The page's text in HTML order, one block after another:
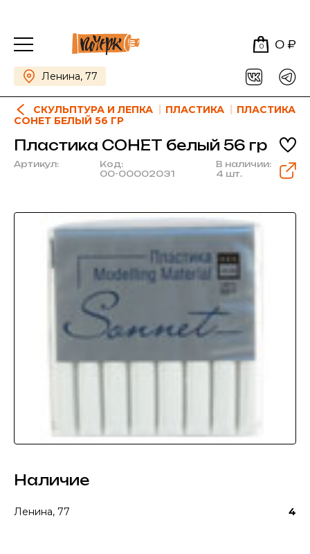
0 0 ₽
Ленина, 77
СКУЛЬПТУРА И ЛЕПКА ПЛАСТИКА
ПЛАСТИКА
СОНЕТ БЕЛЫЙ 56 ГР
Пластика СОНЕТ белый 56 гр
Артикул:
Код:
00-00002031
В наличии:
4 шт.
Наличие
Ленина, 77 4